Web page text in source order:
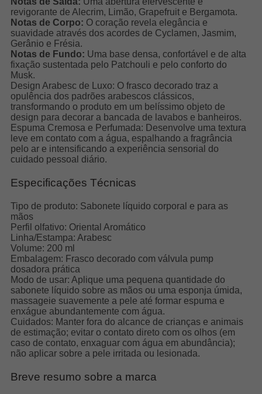
revigorante de Alecrim, Limão, Grapefruit e Bergamota.
Notas de Corpo: O coração revela elegância e
suavidade através dos acordes de Cyclamen, Jasmim,
Gerânio e Frésia.
Notas de Fundo: Uma base densa, confortável e de alta
fixação sustentada pelo Patchouli e pelo conforto do
Musk.
Design Arabesc de Luxo: O frasco decorado traz a
opulência dos padrões arabescos clássicos,
transformando o produto em um belíssimo objeto de
design para decorar a bancada de lavabos e banheiros.
Espuma Cremosa e Perfumada: Desenvolve uma textura
leve em contato com a água, espalhando a fragrância
pelo ar e intensificando a experiência sensorial do
cuidado pessoal diário.
Especificações Técnicas
Tipo de produto: Sabonete líquido corporal e para as
mãos
Perfil olfativo: Oriental Aromático
Linha/Estampa: Arabesc
Volume: 200 ml
Embalagem: Frasco decorado com válvula pump
dosadora prática
Modo de usar: Aplique uma pequena quantidade do
sabonete líquido sobre as mãos ou uma esponja úmida,
massageie suavemente a pele até formar espuma e
enxágue abundantemente com água.
Cuidados: Manter fora do alcance de crianças e animais
de estimação; evitar o contato direto com os olhos (em
caso de contato, enxaguar com água em abundância);
não aplicar sobre a pele irritada ou lesionada.
Breve resumo sobre a marca